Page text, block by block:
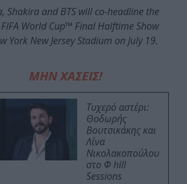
Shakira and BTS will co-headline the
World Cup™ Final Halftime Show
York New Jersey Stadium on July 19.
ΜΗΝ ΧΑΣΕΙΣ!
Τυχερό αστέρι:
Θοδωρής
Βουτσικάκης και
Λίνα
Νικολακοπούλου
στο Φ hill
Sessions